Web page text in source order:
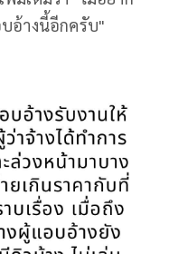
อ้างนี้อีกครับ"